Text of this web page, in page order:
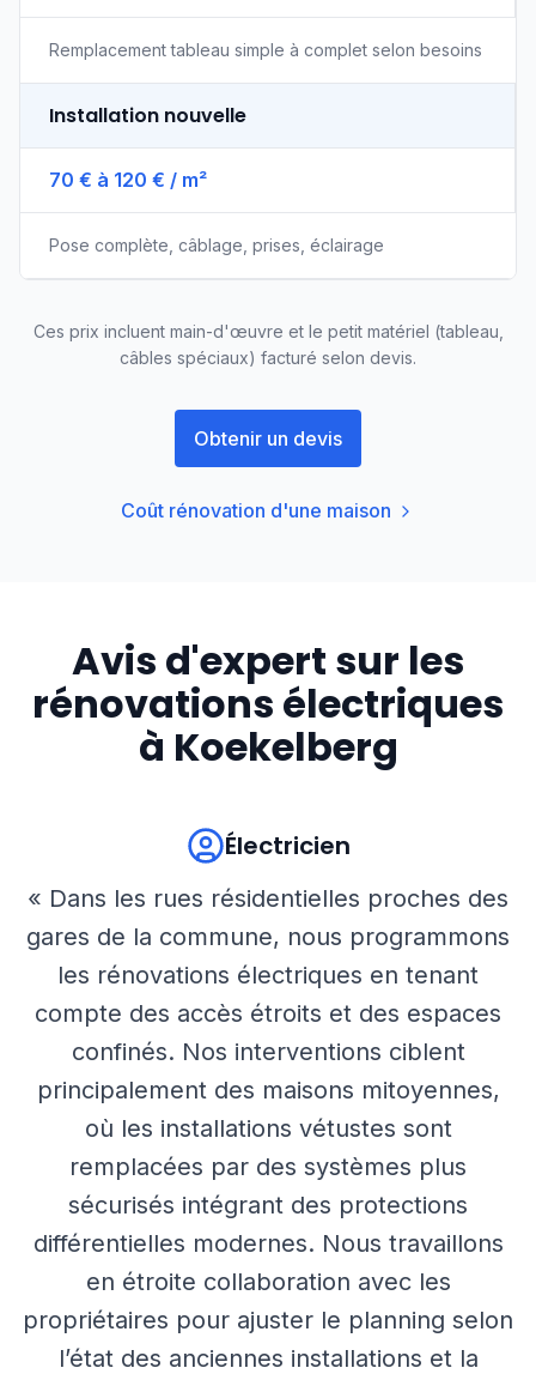
Remplacement tableau simple à complet selon besoins
Installation nouvelle
70 € à 120 € / m²
Pose complète, câblage, prises, éclairage
Ces prix incluent main-d'œuvre et le petit matériel (tableau,
câbles spéciaux) facturé selon devis.
Obtenir un devis
Coût rénovation d'une maison
Avis d'expert sur les
rénovations électriques
à Koekelberg
Électricien
« Dans les rues résidentielles proches des
gares de la commune, nous programmons
les rénovations électriques en tenant
compte des accès étroits et des espaces
confinés. Nos interventions ciblent
principalement des maisons mitoyennes,
où les installations vétustes sont
remplacées par des systèmes plus
sécurisés intégrant des protections
différentielles modernes. Nous travaillons
en étroite collaboration avec les
propriétaires pour ajuster le planning selon
l’état des anciennes installations et la